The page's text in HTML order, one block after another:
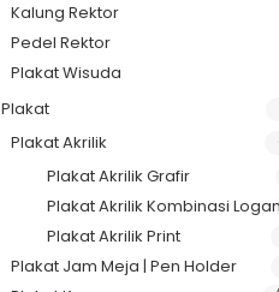
Kalung Rektor
Pedel Rektor
Plakat Wisuda
Plakat
Plakat Akrilik
Plakat Akrilik Grafir
Plakat Akrilik Kombinasi
Plakat Akrilik Print
Plakat Jam Meja | Pen Holder